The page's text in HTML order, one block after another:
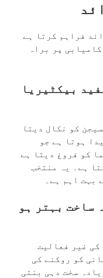
فراہم کرتا ہے
پر براہ
بیکٹیریا
کو نکال دیتا
ہوتا ہے جو
کو فروغ دیتا ہے
ہے۔ یہ منتخب
بہت اہم ہے۔
ساخت بہتر ہو
کی غیر فعالیت
کو روکنے کی
سخت دہی بنتی